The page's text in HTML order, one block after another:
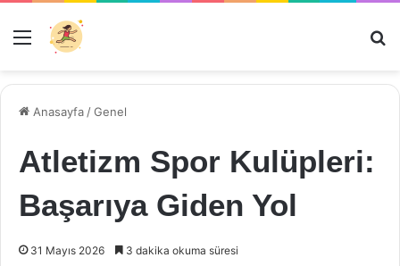
Menü
Anasayfa /Genel
Atletizm Spor Kulüpleri:
Başarıya Giden Yol
31 Mayıs 2026 3 dakika okuma süresi